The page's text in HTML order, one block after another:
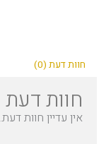
חוות דעת (0)
חוות דעת
אין עדיין חוות דעת.